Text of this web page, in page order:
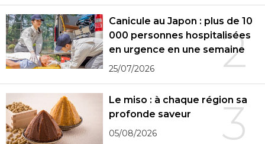
2
Canicule au Japon : plus de 10
000 personnes hospitalisées
en urgence en une semaine
25/07/2026
3
Le miso : à chaque région sa
profonde saveur
05/08/2026